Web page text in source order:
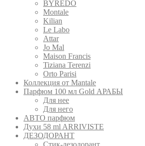
BYREDO
Montale
Kilian
Le Labo
Attar
Jo Mal
Maison Francis
Tiziana Terenzi
Orto Parisi
Коллекция от Mantale
Парфюм 100 мл Gold АРАБЫ
Для нее
Для него
АВТО парфюм
Духи 58 ml ARRIVISTE
ДЕЗОДОРАНТ